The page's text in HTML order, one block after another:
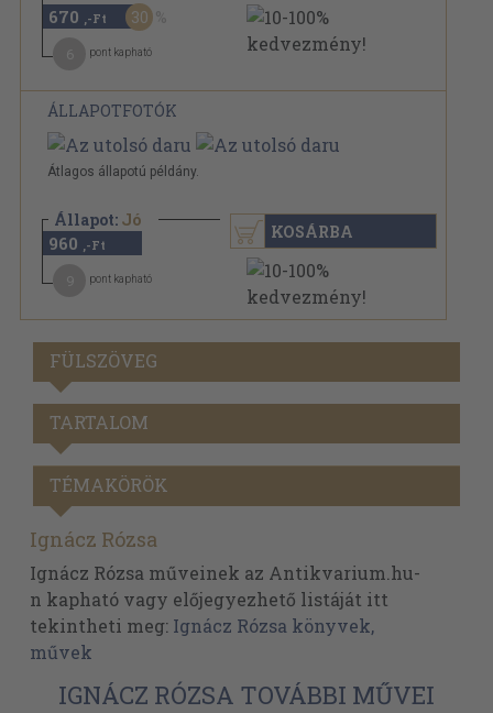
670 ,-Ft 30
pont kapható
ÁLLAPOTFOTÓK
Átlagos állapotú példány.
Állapot: Jó
960 ,-Ft
pont kapható
KOSÁRBA
FÜLSZÖVEG
TARTALOM
TÉMAKÖRÖK
Ignácz Rózsa
Ignácz Rózsa műveinek az Antikvarium.hu-
n kapható vagy előjegyezhető listáját itt
tekintheti meg: Ignácz Rózsa könyvek,
művek
IGNÁCZ RÓZSA TOVÁBBI MŰVEI